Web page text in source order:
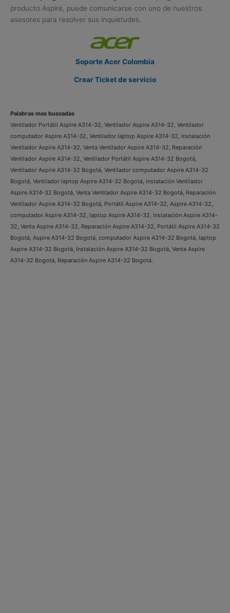
producto Aspire, puede comunicarse con uno de nuestros
asesores para resolver sus inquietudes.
Soporte Acer Colombia
Crear Ticket de servicio
Palabras mas buscadas
Ventilador Portátil Aspire A314-32, Ventilador Aspire A314-32, Ventilador
computador Aspire A314-32, Ventilador laptop Aspire A314-32, Instalación
Ventilador Aspire A314-32, Venta Ventilador Aspire A314-32, Reparación
Ventilador Aspire A314-32, Ventilador Portátil Aspire A314-32 Bogotá,
Ventilador Aspire A314-32 Bogotá, Ventilador computador Aspire A314-32
Bogotá, Ventilador laptop Aspire A314-32 Bogotá, Instalación Ventilador
Aspire A314-32 Bogotá, Venta Ventilador Aspire A314-32 Bogotá, Reparación
Ventilador Aspire A314-32 Bogotá, Portátil Aspire A314-32, Aspire A314-32,
computador Aspire A314-32, laptop Aspire A314-32, Instalación Aspire A314-
32, Venta Aspire A314-32, Reparación Aspire A314-32, Portátil Aspire A314-32
Bogotá, Aspire A314-32 Bogotá, computador Aspire A314-32 Bogotá, laptop
Aspire A314-32 Bogotá, Instalación Aspire A314-32 Bogotá, Venta Aspire
A314-32 Bogotá, Reparación Aspire A314-32 Bogotá.